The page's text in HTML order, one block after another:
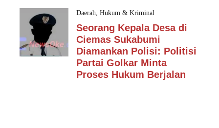
Daerah, Hukum & Kriminal
Seorang Kepala Desa di
Ciemas Sukabumi
Diamankan Polisi: Politisi
Partai Golkar Minta
Proses Hukum Berjalan